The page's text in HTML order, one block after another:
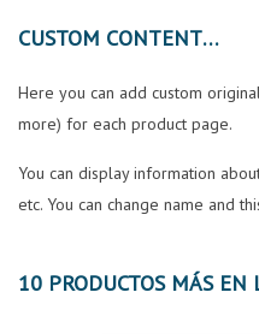
CUSTOM CONTENT
Here you can add custom
more) for each product page.
You can display information
etc. You can change name and